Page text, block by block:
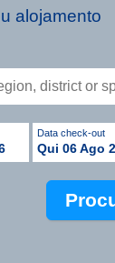
alojamento
Data check-out
Qui 06 Ago